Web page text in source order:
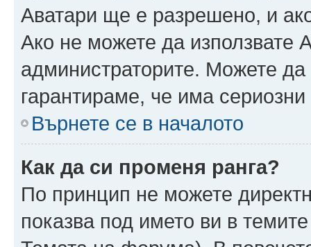
Аватари ще е разрешено, и
Ако не можете да използвате
администраторите. Можете да
гарантираме, че има сериозни
Върнете се в началото
Как да си променя ранга?
По принцип не можете
показва под името ви в